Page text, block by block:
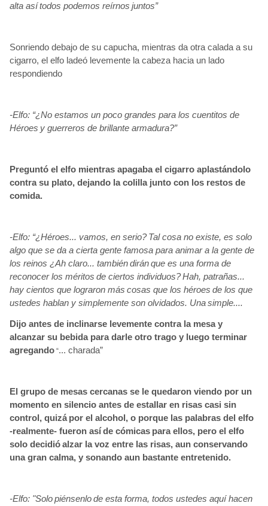
alta asítodos podemos reírnos juntos”
Sonriendo debajo de su capucha, mientras da otra calada a su
cigarro, el elfo ladeó levemente la cabeza hacia un lado
respondiendo
-Elfo: “¿No estamos un poco grandes para los cuentitos de
Héroes y guerreros de brillante armadura?”
Preguntó el elfo mientras apagaba el cigarro aplastándolo
contra su plato, dejando la colilla junto con los restos de
comida.
-Elfo: “¿Héroes... vamos, en serio? Tal cosa no existe, es solo
algo que se da a cierta gente famosa para animar a la gente de
los reinos ¿Ah claro... tambiéndiránque es una forma de
reconocer los méritos de ciertos individuos?Hah, patrañas...
hay cientos que lograron más cosas que los héroes de los que
ustedes hablan y simplemente son olvidados. Unasimple....
Dijo antes de inclinarse levemente contra la mesa y
alcanzar su bebida para darle otro trago y luego terminar
agregando “... charada”
El grupo de mesas cercanas se le quedaron viendo por un
momento en silencio antes de estallar en risas casi sin
control, quizá por el alcohol, o porque las palabras del elfo
-realmente- fueron asíde cómicas para ellos, pero el elfo
solo decidióalzar la voz entre las risas, aun conservando
una gran calma, y sonando aun bastante entretenido.
-Elfo: "Solopiénsenlode esta forma, todos ustedes aquí hacen